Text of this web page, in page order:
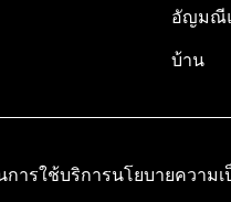
อัญมณี
บ้าน
ารใช้บริการนโยบายความ